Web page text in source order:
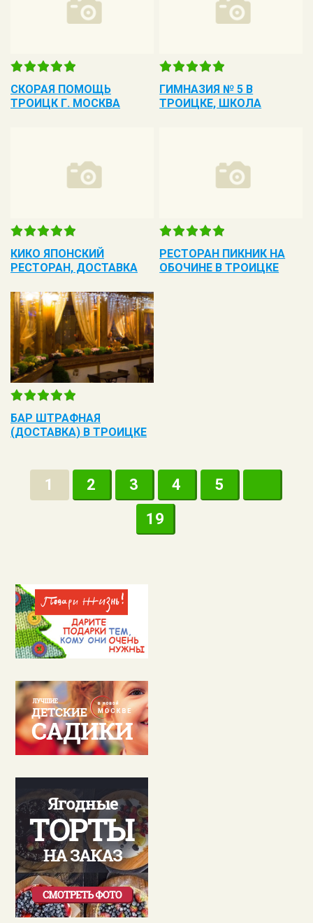
CКОРАЯ ПОМОЩЬ
ТРОИЦК Г. МОСКВА
ГИМНАЗИЯ № 5 В
ТРОИЦКЕ, ШКОЛА
КИКО ЯПОНСКИЙ
РЕСТОРАН, ДОСТАВКА
РЕСТОРАН ПИКНИК НА
ОБОЧИНЕ В ТРОИЦКЕ
БАР ШТРАФНАЯ
(ДОСТАВКА) В ТРОИЦКЕ
1 2 3 4
5
19